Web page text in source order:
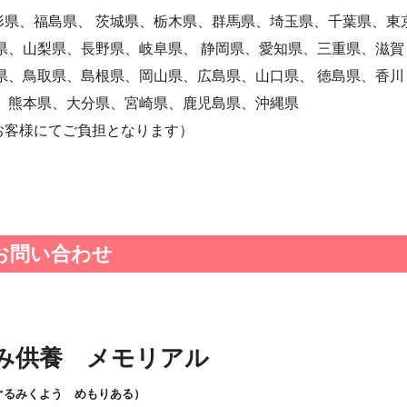
、福島県、 茨城県、栃木県、群馬県、埼玉県、千葉県、東
山梨県、長野県、岐阜県、 静岡県、愛知県、三重県、滋賀
鳥取県、島根県、岡山県、広島県、山口県、 徳島県、香川
本県、大分県、宮崎県、鹿児島県、沖縄県
様にてご負担となります）
問い合わせ
供養 メモリアル
るみくよう めもりある）